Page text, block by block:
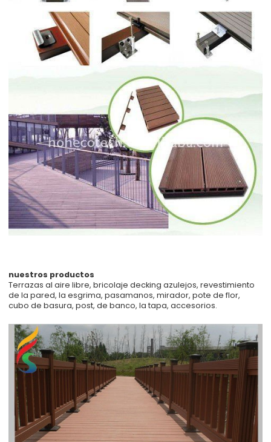
nuestros productos
Terrazas al aire libre, bricolaje decking azulejos, revestimiento
de la pared, la esgrima, pasamanos, mirador, pote de flor,
cubo de basura, post, de banco, la tapa, accesorios.